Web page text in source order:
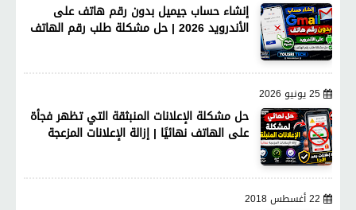
إنشاء حساب جيميل بدون رقم هاتف على
الأندرويد 2026 | حل مشكلة طلب رقم الهاتف
25 يونيو 2026
حل مشكلة الإعلانات المنبثقة التي تظهر فجأة
على الهاتف نهائيًا | إزالة الإعلانات المزعجة
22 أغسطس 2018